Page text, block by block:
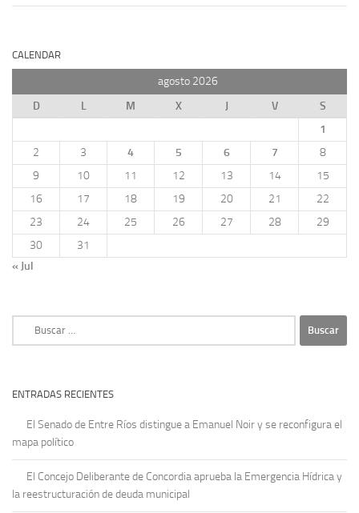
CALENDAR
agosto 2026
D
L M X J V
S
1
2
3 4 5 6 7
8
9
10 11 12 13 14
15
16
17 18 19 20 21
22
23
24 25 26 27 28
29
30
31
« Jul
ENTRADAS RECIENTES
El Senado de Entre Ríos distingue a Emanuel Noir y se reconfigura el
mapa político
El Concejo Deliberante de Concordia aprueba la Emergencia Hídrica y
la reestructuración de deuda municipal